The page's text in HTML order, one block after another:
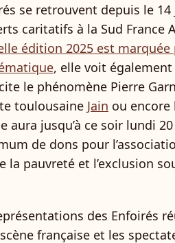
se retrouvent depuis le
caritatifs à la Sud France
édition 2025 est marquée
, elle voit
le phénomène Pierre
toulousaine Jain ou encore
aura jusqu’à ce soir lundi
de dons pour
la pauvreté et l’exclusion
des Enfoirés
française et les